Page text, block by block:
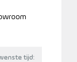
tijd: